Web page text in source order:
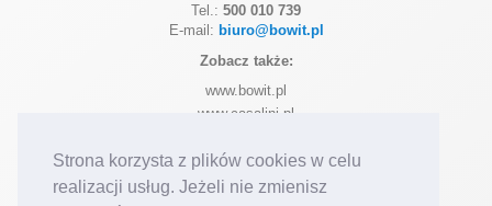
Strona korzysta z plików cookies w celu
realizacji usług. Jeżeli nie zmienisz
Tel.: 500 010 739
E-mail: biuro@bowit.pl
Zobacz także:
www.bowit.pl
www.casalini.pl
www.microcar.pl
Dołącz do nas na: